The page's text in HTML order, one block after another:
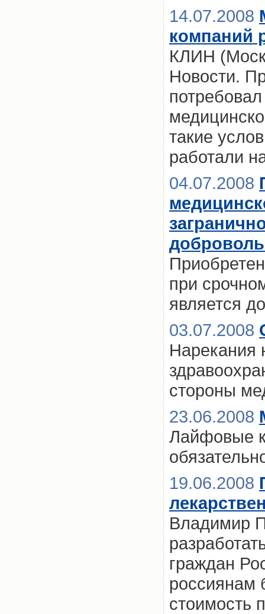
14.07.2008
компаний
КЛИН
Новости.
такие
работали
04.07.2008
при
является
03.07.2008
Нарекания
стороны
23.06.2008
Лайфовые
19.06.2008
Владимир
граждан
россиянам
стоимость